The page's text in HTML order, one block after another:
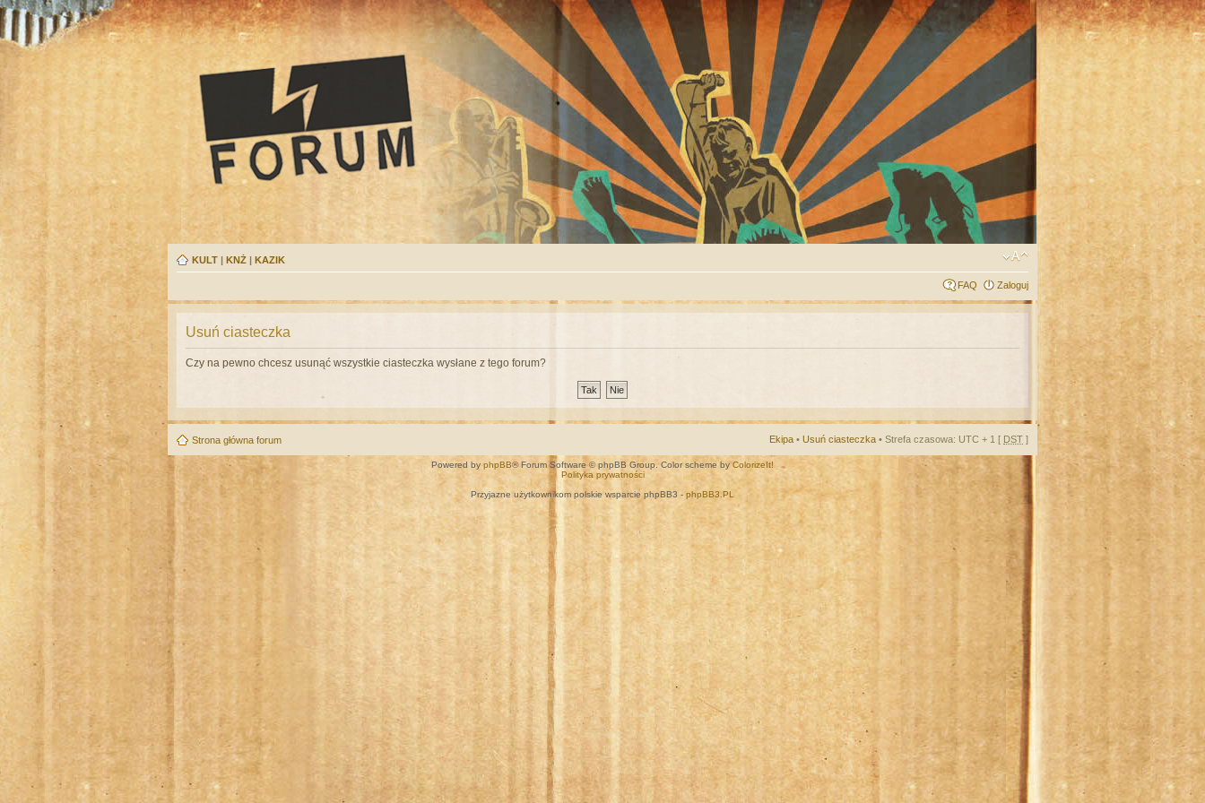
KULT | KNŻ | KAZIK
FAQ Zaloguj
Usuń ciasteczka
Czy na pewno chcesz usunąć wszystkie ciasteczka wysłane z tego forum?
Strona główna forum Ekipa • Usuń ciasteczka • Strefa czasowa: UTC + 1 [ DST ]
Powered by phpBB® Forum Software © phpBB Group. Color scheme byColorizeIt!
Polityka prywatności
Przyjazne użytkownikom polskie wsparcie phpBB3 -phpBB3.PL